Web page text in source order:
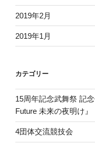
2019年2月
2019年1月
カテゴリー
15周年記念武舞祭 記
Future 未来の夜明け』
4団体交流競技会